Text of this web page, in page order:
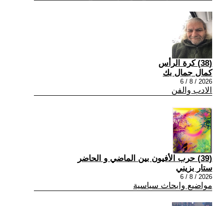
(38) كرة الرأس
كمال جمال بك
2026 / 8 / 6
الادب والفن
(39) حرب الأفيون بين الماضي و الحاضر
ستار بزيني
2026 / 8 / 6
مواضيع وابحاث سياسية